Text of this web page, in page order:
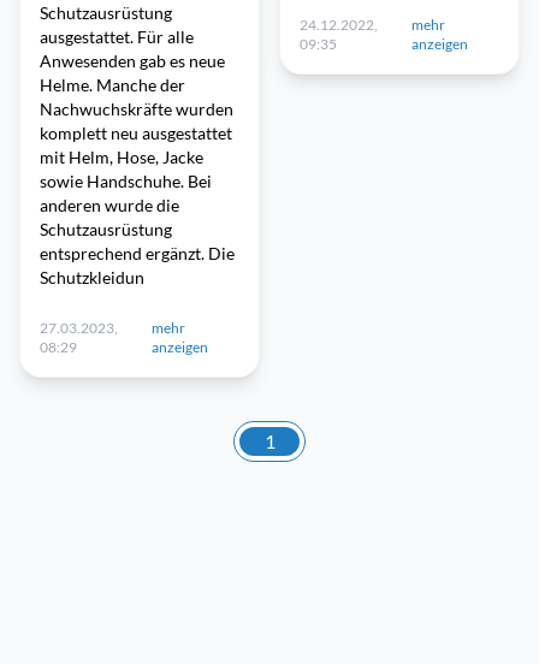
Schutzausrüstung
ausgestattet. Für alle
Anwesenden gab es neue
Helme. Manche der
Nachwuchskräfte wurden
komplett neu ausgestattet
mit Helm, Hose, Jacke
sowie Handschuhe. Bei
anderen wurde die
Schutzausrüstung
entsprechend ergänzt. Die
Schutzkleidun
27.03.2023,
08:29
mehr
anzeigen
24.12.2022,
09:35
mehr
anzeigen
1